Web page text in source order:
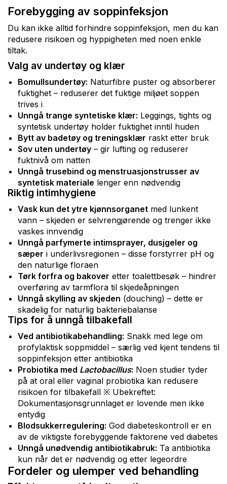
Forebygging av soppinfeksjon
Du kan ikke alltid forhindre soppinfeksjon, men du kan
redusere risikoen og hyppigheten med noen enkle
tiltak.
Valg av undertøy og klær
Bomullsundertøy: Naturfibre puster og absorberer
fuktighet – reduserer det fuktige miljøet soppen
trives i
Unngå trange syntetiske klær: Leggings, tights og
syntetisk undertøy holder fuktighet inntil huden
Bytt av badetøy og treningsklær raskt etter bruk
Sov uten undertøy – gir lufting og reduserer
fuktnivå om natten
Unngå trusebind og menstruasjonstrusser av
syntetisk materiale lenger enn nødvendig
Riktig intimhygiene
Vask kun det ytre kjønnsorganet med lunkent
vann – skjeden er selvrengjørende og trenger ikke
vaskes innvendig
Unngå parfymerte intimsprayer, dusjgeler og
sæper i underlivsregionen – disse forstyrrer pH og
den naturlige floraen
Tørk forfra og bakover etter toalettbesøk – hindrer
overføring av tarmflora til skjedeåpningen
Unngå skylling av skjeden (douching) – dette er
skadelig for naturlig bakteriebalanse
Tips for å unngå tilbakefall
Ved antibiotikabehandling: Snakk med lege om
profylaktisk soppmiddel – særlig ved kjent tendens til
soppinfeksjon etter antibiotika
Probiotika med Lactobacillus: Noen studier tyder
på at oral eller vaginal probiotika kan redusere
risikoen for tilbakefall ※ Ubekreftet:
Dokumentasjonsgrunnlaget er lovende men ikke
entydig
Blodsukkerregulering: God diabeteskontroll er en
av de viktigste forebyggende faktorene ved diabetes
Unngå unødvendig antibiotikabruk: Ta antibiotika
kun når det er nødvendig og etter legeordre
Fordeler og ulemper ved behandling